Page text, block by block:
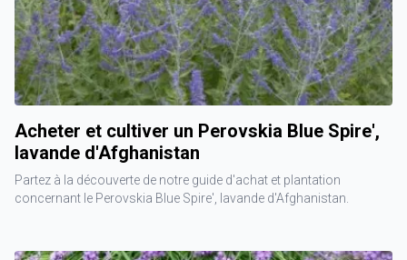
Acheter et cultiver un Perovskia Blue Spire',
lavande d'Afghanistan
Partez à la découverte de notre guide d'achat et plantation
concernant le Perovskia Blue Spire', lavande d'Afghanistan.